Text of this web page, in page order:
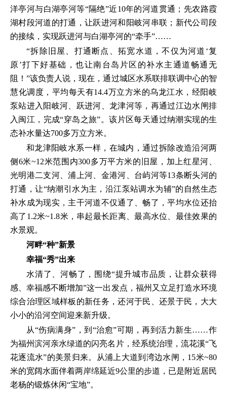
洋亭河与白湖亭河等“隔绝”近10年的河道贯通；先农路霞
湖村段河道的打通，让跃进河和阳岐河串联；新代公司段
的接续，实现跃进河与白湖亭河的“牵手”……
“拆除旧屋、打通断点、拓宽水道，不仅为河道‘复
原’打下好基础，也让南台岛片区的补水主通道畅通无
阻！”该负责人说，现在，通过城区水系联排联调中心的智
慧化调度，平均每天有14.4万立方米的乌龙江水，经阳岐
泵站进入阳岐河、跃进河、龙津河等，再通过江边水闸排
入闽江，完成“穿岛之旅”。该片区每天通过纳潮实现的生
态补水量达700多万立方米。
和龙津阳岐水系一样，在城内，通过拆除改造沿河两
侧6米~12米范围内300多万平方米的旧屋，加上红星河、
光明港二支河、浦上河、金港河、台屿河等13条断头河的
打通，让“纳潮引水为主，沿江泵站调水为辅”的自然生态
补水成为现实，主干河道不仅通了、畅了，平均水位还抬
高了1.2米~1.8米，串起最长距离、最高水位、最佳效果的
水景观。
河畔“种”新景
幸福“秀”出来
水清了、河畅了，围绕“提升城市品质，让群众获得
感、幸福感不断增加”这一出发点，福州又立足打造水环境
综合治理区域样板的新任务，还河于民、还景于民，大大
小小的沿河空间迎来新升级。
从“伤病满身”，到“治愈”可期，再到活力新生……作
为福州滨河亲水绿道的闪亮名片，经系统治理，流花溪“飞
花逐流水”的美景归来。从浦上大道到湾边水闸，15米~80
米的宽阔水面伴着两岸绵延近9公里的步道，已是附近居民
老杨的锻炼休闲“宝地”。